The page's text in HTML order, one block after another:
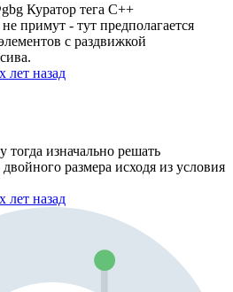
Куратор тега C++
примут - тут предполагается
с раздвижкой
лет назад
тогда изначально решать
размера исходя из условия
лет назад